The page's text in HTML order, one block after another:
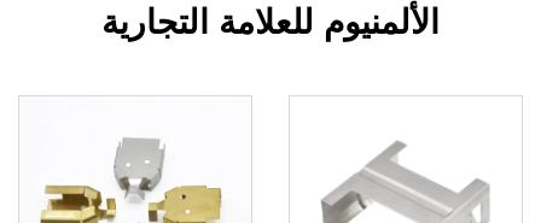
الألمنيوم للعلامة التجارية